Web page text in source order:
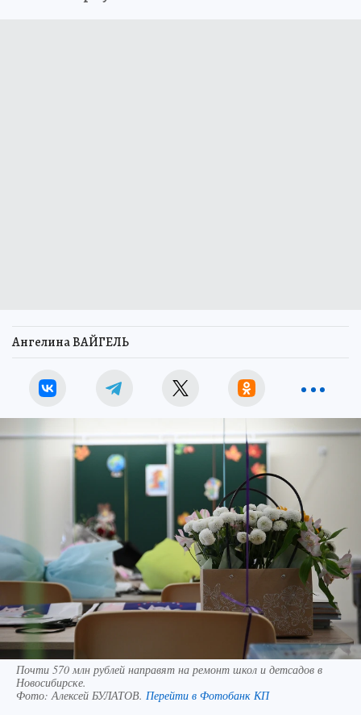
Ангелина ВАЙГЕЛЬ
Почти 570 млн рублей направят на ремонт школ и детсадов в
Новосибирске.
Фото:Алексей БУЛАТОВ. Перейти в Фотобанк КП